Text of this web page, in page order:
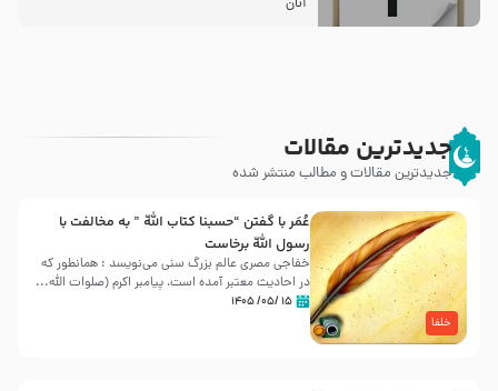
آنان
جدیدترین مقالات
جدیدترین مقالات و مطالب منتشر شده
خلفا
عُمَر با گفتن “حسبنا كتاب اللّه ” به مخالفت با
رسول اللّه برخاست
خفاجی مصری عالم بزرگ سنی می‌نویسد : همانطور که
در احادیث معتبر آمده است، پیامبر اکرم (صلوات اللّه...
۱۵ /۰۵/ ۱۴۰۵